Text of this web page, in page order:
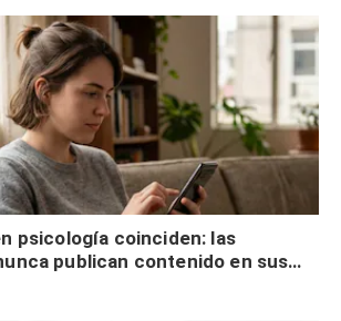
psicología coinciden: las
publican contenido en sus
pretenden buscar validación